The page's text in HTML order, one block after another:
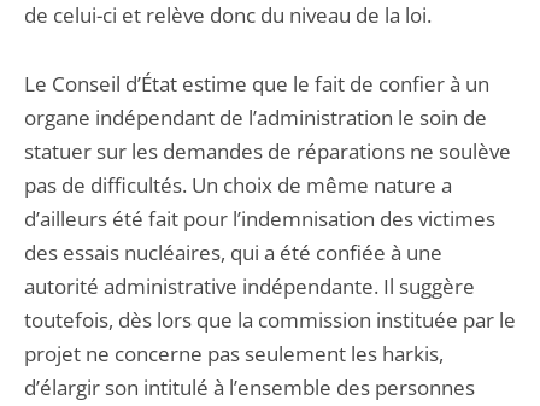
de celui-ci et relève donc du niveau de la loi.
Le Conseil d’État estime que le fait de confier à un
organe indépendant de l’administration le soin de
statuer sur les demandes de réparations ne soulève
pas de difficultés. Un choix de même nature a
d’ailleurs été fait pour l’indemnisation des victimes
des essais nucléaires, qui a été confiée à une
autorité administrative indépendante. Il suggère
toutefois, dès lors que la commission instituée par le
projet ne concerne pas seulement les harkis,
d’élargir son intitulé à l’ensemble des personnes